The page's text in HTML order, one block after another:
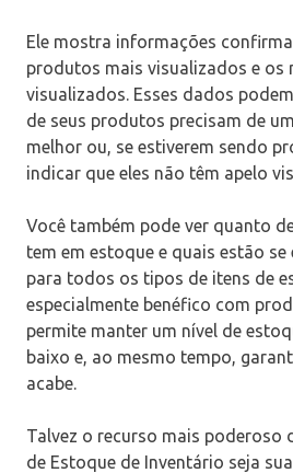
Ele mostra informações
produtos mais visualizados e os
visualizados. Esses dados
de seus produtos precisam de
melhor ou, se estiverem sendo
indicar que eles não têm apelo
Você também pode ver quanto
tem em estoque e quais estão
para todos os tipos de itens de
especialmente benéfico com
permite manter um nível de
baixo e, ao mesmo tempo,
acabe.
Talvez o recurso mais poderoso
de Estoque de Inventário seja